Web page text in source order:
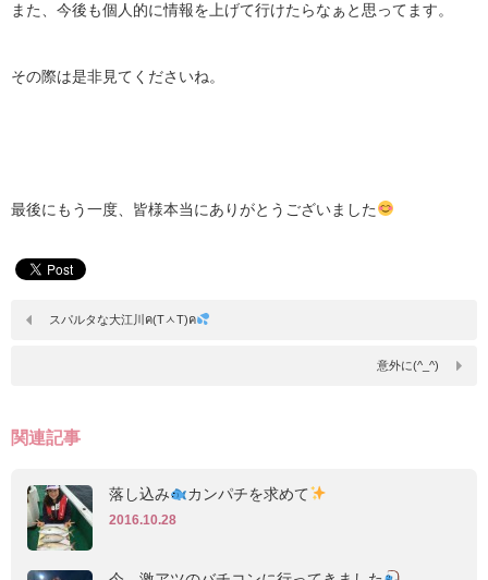
また、今後も個人的に情報を上げて行けたらなぁと思ってます。
その際は是非見てくださいね。
最後にもう一度、皆様本当にありがとうございました
スパルタな大江川ค(TㅅT)ค
意外に(^_^)
関連記事
落し込み カンパチを求めて
2016.10.28